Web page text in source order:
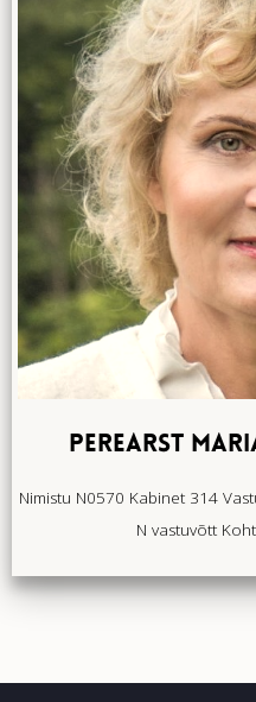
PEREARST
Nimistu N0570 Kabinet 314
N vastuvõtt